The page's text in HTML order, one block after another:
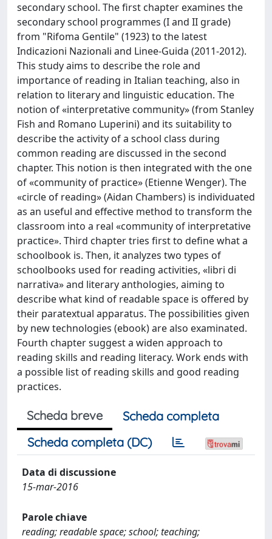
secondary school. The first chapter examines the
secondary school programmes (I and II grade)
from "Rifoma Gentile" (1923) to the latest
Indicazioni Nazionali and Linee-Guida (2011-2012).
This study aims to describe the role and
importance of reading in Italian teaching, also in
relation to literary and linguistic education. The
notion of «interpretative community» (from Stanley
Fish and Romano Luperini) and its suitability to
describe the activity of a school class during
common reading are discussed in the second
chapter. This notion is then integrated with the one
of «community of practice» (Etienne Wenger). The
«circle of reading» (Aidan Chambers) is individuated
as an useful and effective method to transform the
classroom into a real «community of interpretative
practice». Third chapter tries first to define what a
schoolbook is. Then, it analyzes two types of
schoolbooks used for reading activities, «libri di
narrativa» and literary anthologies, aiming to
describe what kind of readable space is offered by
their paratextual apparatus. The possibilities given
by new technologies (ebook) are also examinated.
Fourth chapter suggest a widen approach to
reading skills and reading literacy. Work ends with
a possible list of reading skills and good reading
practices.
Scheda breve
Scheda completa
Scheda completa (DC)
Data di discussione
15-mar-2016
Parole chiave
reading; readable space; school; teaching;